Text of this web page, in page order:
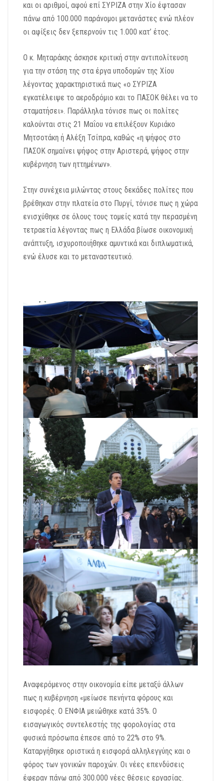
και οι αριθμοί, αφού επί ΣΥΡΙΖΑ στην Χίο έφτασαν
πάνω από 100.000 παράνομοι μετανάστες ενώ πλέον
οι αφίξεις δεν ξεπερνούν τις 1.000 κατ’ έτος.
Ο κ. Μηταράκης άσκησε κριτική στην αντιπολίτευση
για την στάση της στα έργα υποδομών της Χίου
λέγοντας χαρακτηριστικά πως «ο ΣΥΡΙΖΑ
εγκατέλειψε το αεροδρόμιο και το ΠΑΣΟΚ θέλει να το
σταματήσει». Παράλληλα τόνισε πως οι πολίτες
καλούνται στις 21 Μαΐου να επιλέξουν Κυριάκο
Μητσοτάκη ή Αλέξη Τσίπρα, καθώς «η ψήφος στο
ΠΑΣΟΚ σημαίνει ψήφος στην Αριστερά, ψήφος στην
κυβέρνηση των ηττημένων».
Στην συνέχεια μιλώντας στους δεκάδες πολίτες που
βρέθηκαν στην πλατεία στο Πυργί, τόνισε πως η χώρα
ενισχύθηκε σε όλους τους τομείς κατά την περασμένη
τετραετία λέγοντας πως η Ελλάδα βίωσε οικονομική
ανάπτυξη, ισχυροποιήθηκε αμυντικά και διπλωματικά,
ενώ έλυσε και το μεταναστευτικό.
Αναφερόμενος στην οικονομία είπε μεταξύ άλλων
πως η κυβέρνηση «μείωσε πενήντα φόρους και
εισφορές. Ο ΕΝΦΙΑ μειώθηκε κατά 35%. Ο
εισαγωγικός συντελεστής της φορολογίας στα
φυσικά πρόσωπα έπεσε από το 22% στο 9%.
Καταργήθηκε οριστικά η εισφορά αλληλεγγύης και ο
φόρος των γονικών παροχών. Οι νέες επενδύσεις
έφεραν πάνω από 300.000 νέες θέσεις εργασίας.